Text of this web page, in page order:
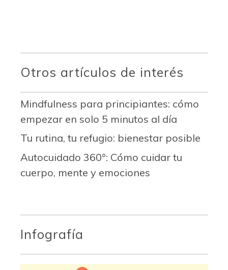
Otros artículos de interés
Mindfulness para principiantes: cómo
empezar en solo 5 minutos al día
Tu rutina, tu refugio: bienestar posible
Autocuidado 360°: Cómo cuidar tu
cuerpo, mente y emociones
Infografía